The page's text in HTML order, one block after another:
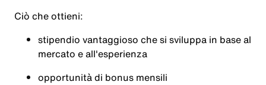
Ciò che ottieni:
stipendio vantaggioso che si sviluppa in base al
mercato e all'esperienza
opportunità di bonus mensili